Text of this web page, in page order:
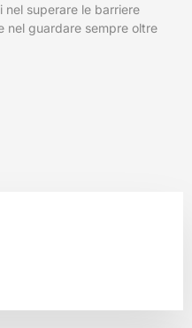
nel superare le barriere
nel guardare sempre oltre